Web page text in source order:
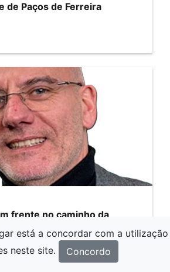
de Paços de Ferreira
frente no caminho da
PSD em Paços de Ferreira
está a concordar com a utilização
neste site.
Concordo